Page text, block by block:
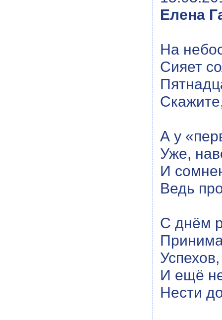
Елена
На
Сияет
А у
Уже,
И
Ведь
С днём
И ещё
Нести